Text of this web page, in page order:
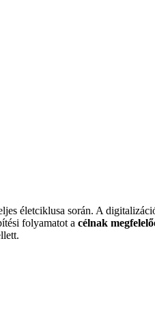
életciklusa során. A
folyamatot a célnak